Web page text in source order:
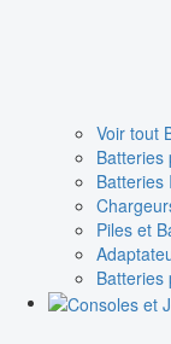
Voir tout
Batteries
Batteries
Piles et
Batteries